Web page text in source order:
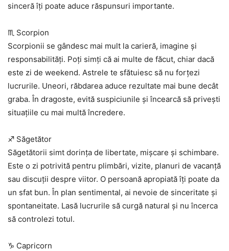
sinceră îți poate aduce răspunsuri importante.
♏ Scorpion
Scorpionii se gândesc mai mult la carieră, imagine și
responsabilități. Poți simți că ai multe de făcut, chiar dacă
este zi de weekend. Astrele te sfătuiesc să nu forțezi
lucrurile. Uneori, răbdarea aduce rezultate mai bune decât
graba. În dragoste, evită suspiciunile și încearcă să privești
situațiile cu mai multă încredere.
♐ Săgetător
Săgetătorii simt dorința de libertate, mișcare și schimbare.
Este o zi potrivită pentru plimbări, vizite, planuri de vacanță
sau discuții despre viitor. O persoană apropiată îți poate da
un sfat bun. În plan sentimental, ai nevoie de sinceritate și
spontaneitate. Lasă lucrurile să curgă natural și nu încerca
să controlezi totul.
♑ Capricorn